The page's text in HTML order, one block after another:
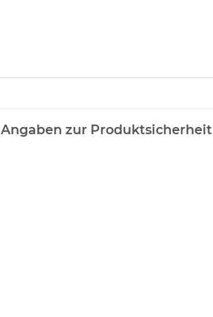
Angaben zur Produktsicherheit